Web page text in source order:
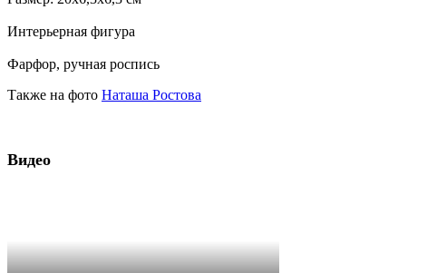
Интерьерная фигура
Фарфор, ручная роспись
Также на фото Наташа Ростова
Видео